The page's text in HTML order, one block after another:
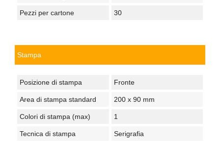
Pezzi per cartone 30
Stampa
Posizione di stampa Fronte
Area di stampa standard 200 x 90 mm
Colori di stampa (max) 1
Tecnica di stampa Serigrafia